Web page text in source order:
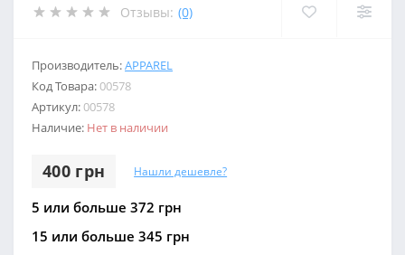
Отзывы: (0)
Производитель:APPAREL
Код Товара:00578
Артикул:00578
Наличие: Нет в наличии
400 грн Нашли дешевле?
5 или больше 372 грн
15 или больше 345 грн